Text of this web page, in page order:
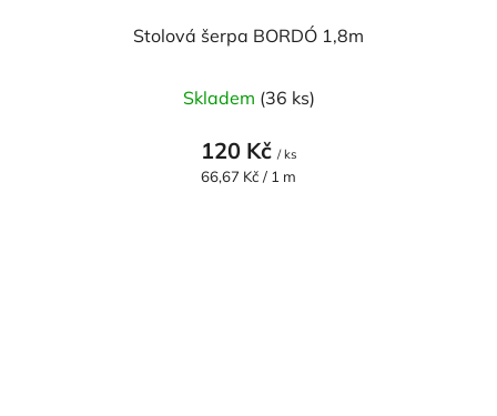
Stolová šerpa BORDÓ 1,8m
Skladem (36 ks)
120 Kč / ks
Měrná
66,67 Kč / 1 m